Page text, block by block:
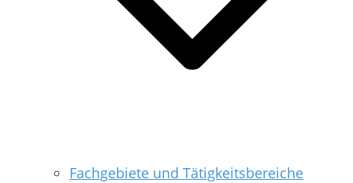
Fachgebiete und Tätigkeitsbereiche